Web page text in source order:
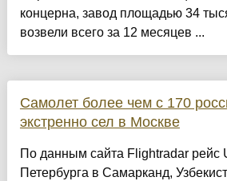
концерна, завод площадью 34
возвели всего за 12 месяцев ...
Самолет более чем с 170
экстренно сел в Москве
По данным сайта Flightradar рейс
Петербурга в Самарканд,